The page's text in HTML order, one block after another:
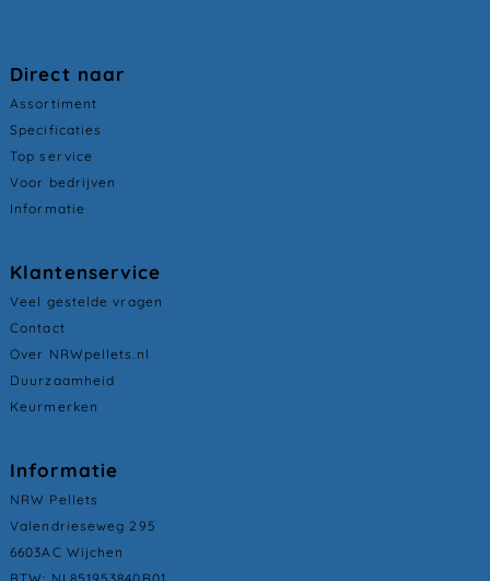
Direct naar
Assortiment
Specificaties
Top service
Voor bedrijven
Informatie
Klantenservice
Veel gestelde vragen
Contact
Over NRWpellets.nl
Duurzaamheid
Keurmerken
Informatie
NRW Pellets
Valendrieseweg 295
6603AC Wijchen